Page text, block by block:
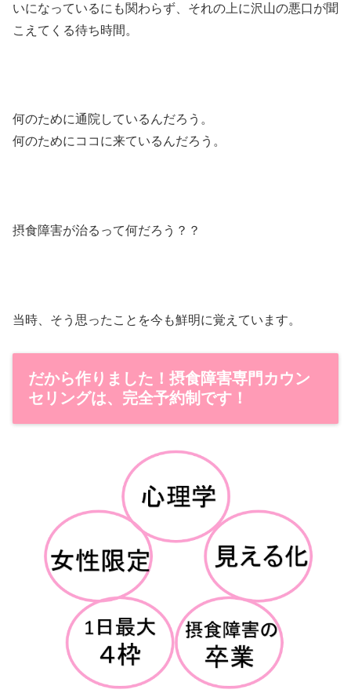
いになっているにも関わらず、それの上に沢山の悪口が聞
こえてくる待ち時間。
何のために通院しているんだろう。
何のためにココに来ているんだろう。
摂食障害が治るって何だろう？？
当時、そう思ったことを今も鮮明に覚えています。
だから作りました！摂食障害専門カウン
セリングは、完全予約制です！